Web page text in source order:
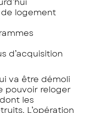
logement
d’acquisition
va être démoli
pouvoir reloger
les
L’opération